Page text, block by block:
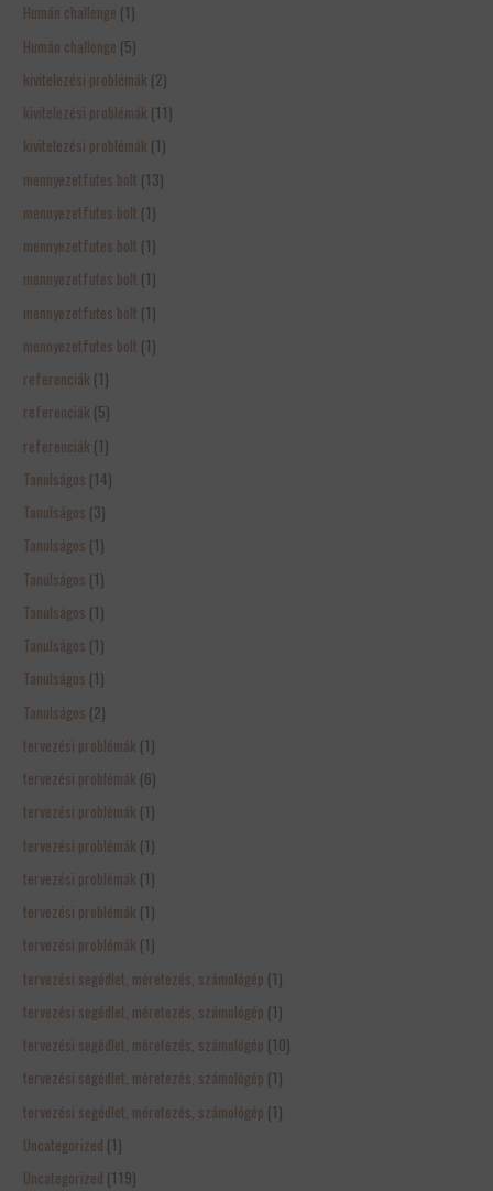
Humán challenge (1)
Humán challenge (5)
kivitelezési problémák (2)
kivitelezési problémák (11)
kivitelezési problémák (1)
mennyezetfutes bolt (13)
mennyezetfutes bolt (1)
mennyezetfutes bolt (1)
mennyezetfutes bolt (1)
mennyezetfutes bolt (1)
mennyezetfutes bolt (1)
referenciák (1)
referenciák (5)
referenciák (1)
Tanulságos (14)
Tanulságos (3)
Tanulságos (1)
Tanulságos (1)
Tanulságos (1)
Tanulságos (1)
Tanulságos (1)
Tanulságos (2)
tervezési problémák (1)
tervezési problémák (6)
tervezési problémák (1)
tervezési problémák (1)
tervezési problémák (1)
tervezési problémák (1)
tervezési problémák (1)
tervezési segédlet, méretezés, számológép (1)
tervezési segédlet, méretezés, számológép (1)
tervezési segédlet, méretezés, számológép (10)
tervezési segédlet, méretezés, számológép (1)
tervezési segédlet, méretezés, számológép (1)
Uncategorized (1)
Uncategorized (119)